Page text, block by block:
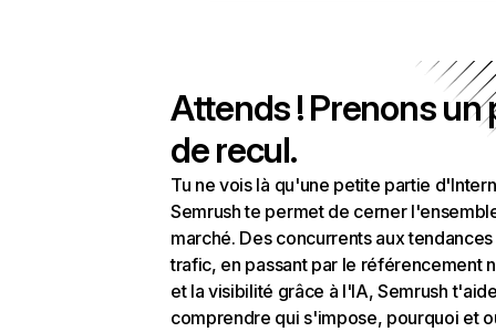
Attends ! Prenons un
de recul.
Tu ne vois là qu'une petite partie
Semrush te permet de cerner
marché. Des concurrents aux
trafic, en passant par le référencement
et la visibilité grâce à l'IA, Semrush
comprendre qui s'impose, pourquoi et